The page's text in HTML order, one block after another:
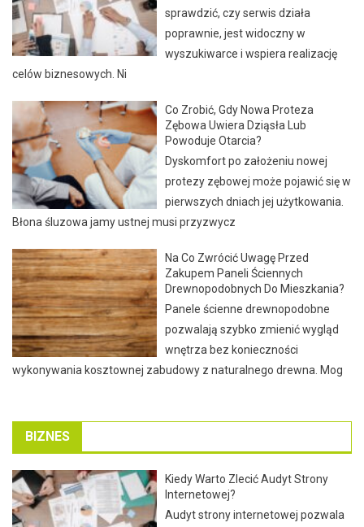
sprawdzić, czy serwis działa
poprawnie, jest widoczny w
wyszukiwarce i wspiera realizację
celów biznesowych. Ni
Co Zrobić, Gdy Nowa Proteza
Zębowa Uwiera Dziąsła Lub
Powoduje Otarcia?
Dyskomfort po założeniu nowej
protezy zębowej może pojawić się w
pierwszych dniach jej użytkowania.
Błona śluzowa jamy ustnej musi przyzwycz
Na Co Zwrócić Uwagę Przed
Zakupem Paneli Ściennych
Drewnopodobnych Do Mieszkania?
Panele ścienne drewnopodobne
pozwalają szybko zmienić wygląd
wnętrza bez konieczności
wykonywania kosztownej zabudowy z naturalnego drewna. Mog
BIZNES
Kiedy Warto Zlecić Audyt Strony
Internetowej?
Audyt strony internetowej pozwala